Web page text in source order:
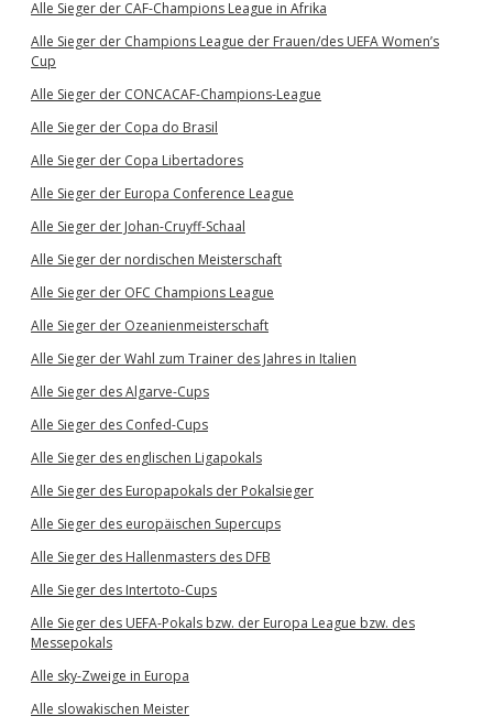
Alle Sieger der CAF-Champions League in Afrika
Alle Sieger der Champions League der Frauen/des UEFA Women’s
Cup
Alle Sieger der CONCACAF-Champions-League
Alle Sieger der Copa do Brasil
Alle Sieger der Copa Libertadores
Alle Sieger der Europa Conference League
Alle Sieger der Johan-Cruyff-Schaal
Alle Sieger der nordischen Meisterschaft
Alle Sieger der OFC Champions League
Alle Sieger der Ozeanienmeisterschaft
Alle Sieger der Wahl zum Trainer des Jahres in Italien
Alle Sieger des Algarve-Cups
Alle Sieger des Confed-Cups
Alle Sieger des englischen Ligapokals
Alle Sieger des Europapokals der Pokalsieger
Alle Sieger des europäischen Supercups
Alle Sieger des Hallenmasters des DFB
Alle Sieger des Intertoto-Cups
Alle Sieger des UEFA-Pokals bzw. der Europa League bzw. des
Messepokals
Alle sky-Zweige in Europa
Alle slowakischen Meister